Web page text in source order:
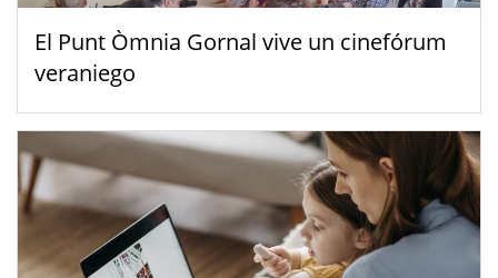
El Punt Òmnia Gornal vive un cinefórum
veraniego